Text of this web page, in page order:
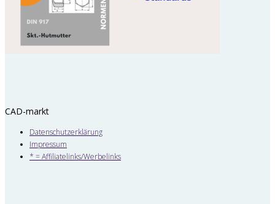
CAD-markt
Datenschutzerklärung
Impressum
* = Affiliatelinks/Werbelinks